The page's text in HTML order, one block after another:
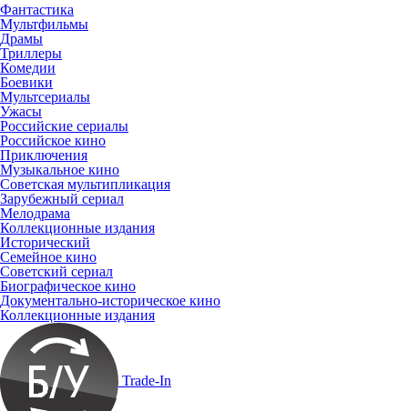
Фантастика
Мультфильмы
Драмы
Триллеры
Комедии
Боевики
Мультсериалы
Ужасы
Российские сериалы
Российское кино
Приключения
Музыкальное кино
Советская мультипликация
Зарубежный сериал
Мелодрама
Коллекционные издания
Исторический
Семейное кино
Советский сериал
Биографическое кино
Документально-историческое кино
Коллекционные издания
Trade-In